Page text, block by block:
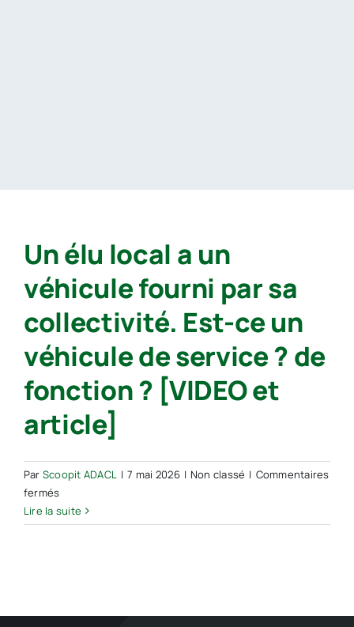
Un élu local a un
véhicule fourni par sa
collectivité. Est-ce un
véhicule de service ? de
fonction ? [VIDEO et
article]
Par Scoopit ADACL | 7 mai 2026 | Non classé | Commentaires
ferméssur
Un
élu
fourni
Lire la suite